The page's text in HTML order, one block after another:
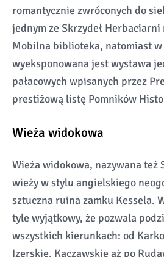
romantycznie zwróconych do
jednym ze Skrzydeł Herbaciarni
Mobilna biblioteka, natomiast
wyeksponowana jest wystawa
pałacowych wpisanych przez
prestiżową listę Pomników
Wieża widokowa
Wieża widokowa, nazywana też
wieży w stylu angielskiego
sztuczna ruina zamku Kessela.
tyle wyjątkowy, że pozwala
wszystkich kierunkach: od
Izerskie, Kaczawskie aż po